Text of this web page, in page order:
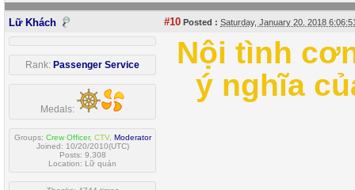
Lữ Khách #10 Posted : Saturday, January 20, 2018
Rank: Passenger Service
Medals:
Groups: Crew Officer, CTV, Moderator
Joined: 10/20/2010(UTC)
Posts: 9,308
Location: Lữ quán
Nội tình
ý nghĩa